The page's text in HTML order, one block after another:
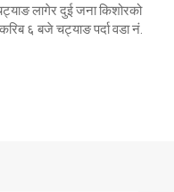
लागेर दुई जना किशोरको